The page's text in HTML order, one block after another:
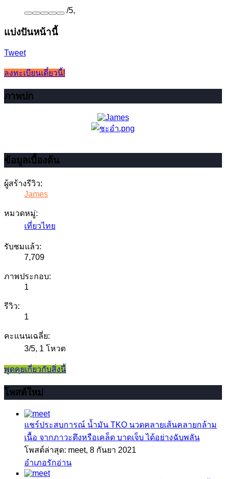
/5,
แบ่งปันหน้านี้
Tweet
ลงทะเบียนเดี๋ยวนี้!
ภาพปก
ข้อมูลเบื้องต้น
ผู้สร้างรีวิว:
James
หมวดหมู่:
เที่ยวไทย
รับชมแล้ว:
7,709
ภาพประกอบ:
1
รีวิว:
1
คะแนนเฉลี่ย:
3/5, 1 โหวต
พูดคุยเกี่ยวกับสิ่งนี้
โพสต์ใหม่
แชร์ประสบการณ์ น้ำมัน TKO นวดคลายเส้นคลายกล้าม
เนื้อ จากภาวะตึงหรือเคล็ด บาดเจ็บ ได้อย่างฉับพลัน
โพสต์ล่าสุด: meet, 8 กันยา 2021
อำเภอรักอ่าน